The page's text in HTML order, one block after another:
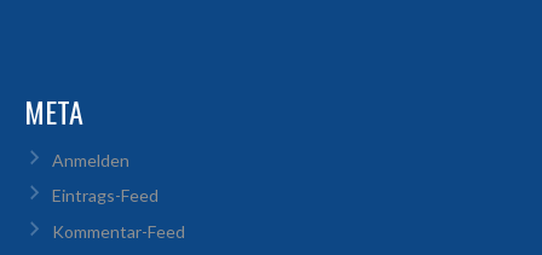
META
Anmelden
Eintrags-Feed
Kommentar-Feed